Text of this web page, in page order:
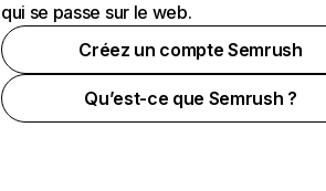
qui se passe sur le web.
Créez un compte Semrush
Qu’est-ce que Semrush ?